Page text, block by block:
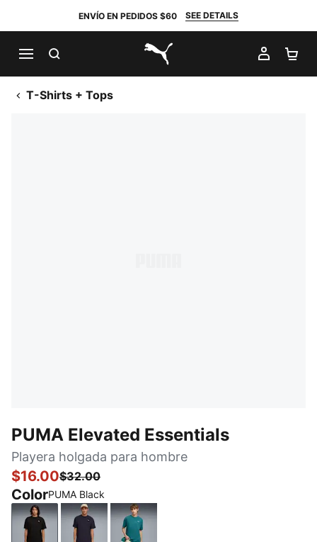
ENVÍO EN PEDIDOS $60 SEE DETAILS
PUMA.com
MI
T-Shirts + Tops
PUMA Elevated Essentials
Playera holgada para hombre
$16.00$32.00
ColorPUMA Black
PUMA BlackNew Navy Emerald Ice